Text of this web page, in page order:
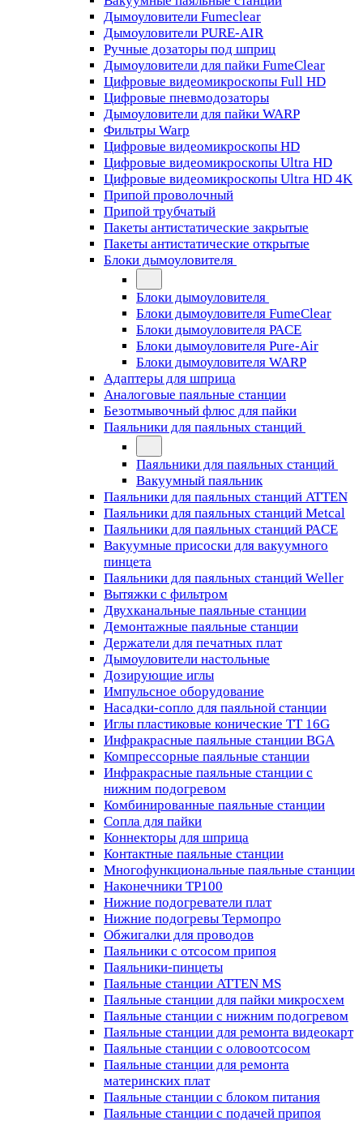
Дымоуловители Fumeclear
Дымоуловители PURE-AIR
Ручные дозаторы под шприц
Дымоуловители для пайки FumeClear
Цифровые видеомикроскопы Full HD
Цифровые пневмодозаторы
Дымоуловители для пайки WARP
Фильтры Warp
Цифровые видеомикроскопы HD
Цифровые видеомикроскопы Ultra HD
Цифровые видеомикроскопы Ultra HD 4K
Припой проволочный
Припой трубчатый
Пакеты антистатические закрытые
Пакеты антистатические открытые
Блоки дымоуловителя
Блоки дымоуловителя
Блоки дымоуловителя FumeClear
Блоки дымоуловителя PACE
Блоки дымоуловителя Pure-Air
Блоки дымоуловителя WARP
Адаптеры для шприца
Аналоговые паяльные станции
Безотмывочный флюс для пайки
Паяльники для паяльных станций
Паяльники для паяльных станций
Вакуумный паяльник
Паяльники для паяльных станций ATTEN
Паяльники для паяльных станций Metcal
Паяльники для паяльных станций PACE
Вакуумные присоски для вакуумного
пинцета
Паяльники для паяльных станций Weller
Вытяжки с фильтром
Двухканальные паяльные станции
Демонтажные паяльные станции
Держатели для печатных плат
Дымоуловители настольные
Дозирующие иглы
Импульсное оборудование
Насадки-сопло для паяльной станции
Иглы пластиковые конические TT 16G
Инфракрасные паяльные станции BGA
Компрессорные паяльные станции
Инфракрасные паяльные станции с
нижним подогревом
Комбинированные паяльные станции
Сопла для пайки
Коннекторы для шприца
Контактные паяльные станции
Многофункциональные паяльные станции
Наконечники TP100
Нижние подогреватели плат
Нижние подогревы Термопро
Обжигалки для проводов
Паяльники с отсосом припоя
Паяльники-пинцеты
Паяльные станции ATTEN MS
Паяльные станции для пайки микросхем
Паяльные станции с нижним подогревом
Паяльные станции для ремонта видеокарт
Паяльные станции с оловоотсосом
Паяльные станции для ремонта
материнских плат
Паяльные станции с блоком питания
Паяльные станции с подачей припоя